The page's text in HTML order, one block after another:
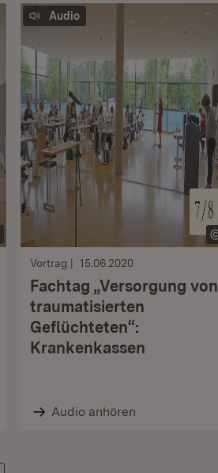
Audio
Vortrag 15.06.2020
Fachtag „Versorgung von
traumatisierten
Geflüchteten“:
Krankenkassen
Audio anhören